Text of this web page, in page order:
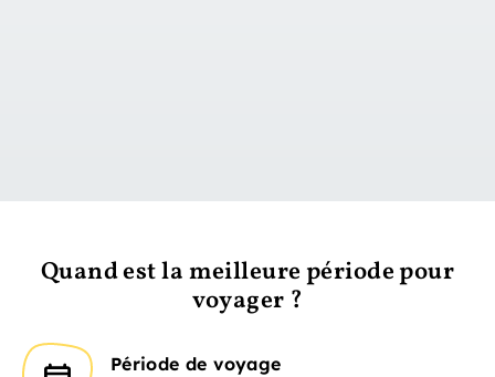
Quand est la meilleure période pour
voyager ?
Période de voyage